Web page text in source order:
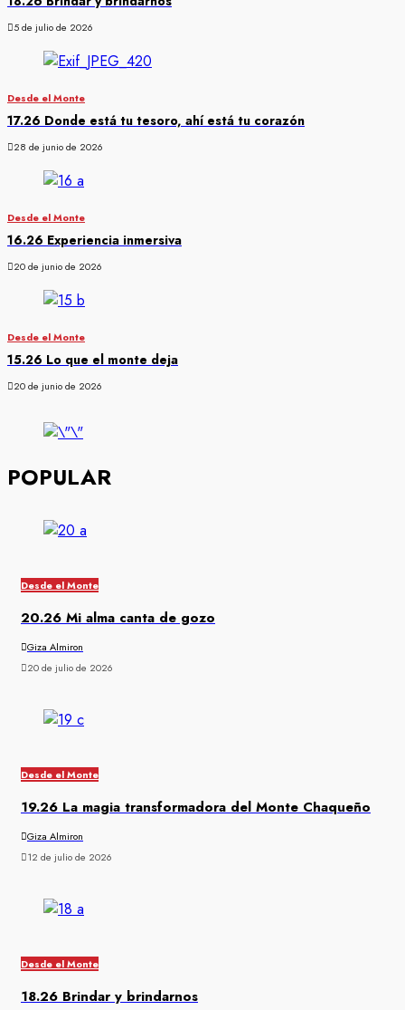
5 de julio de 2026
Desde el Monte
17.26 Donde está tu tesoro, ahí está tu corazón
28 de junio de 2026
Desde el Monte
16.26 Experiencia inmersiva
20 de junio de 2026
Desde el Monte
15.26 Lo que el monte deja
20 de junio de 2026
POPULAR
Desde el Monte
20.26 Mi alma canta de gozo
Giza Almiron
20 de julio de 2026
Desde el Monte
19.26 La magia transformadora del Monte Chaqueño
Giza Almiron
12 de julio de 2026
Desde el Monte
18.26 Brindar y brindarnos